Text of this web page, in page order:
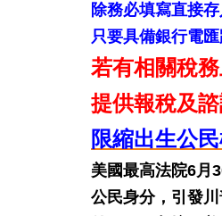
除務必填寫直接
只要具備銀行電
若有相關稅
提供報稅及諮
限縮出生公
美國最高法院6月
公民身分，引發